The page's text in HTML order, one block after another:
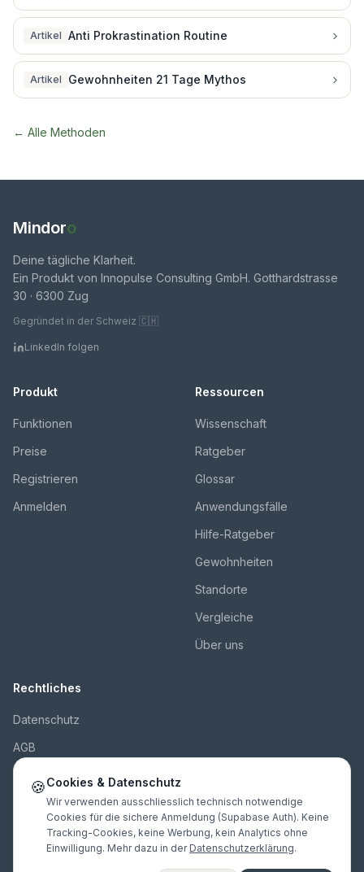
Artikel Anti Prokrastination Routine
Artikel Gewohnheiten 21 Tage Mythos
← Alle Methoden
Mindoro
Deine tägliche Klarheit.
Ein Produkt von Innopulse Consulting GmbH. Gotthardstrasse
30 · 6300 Zug
Gegründet in der Schweiz 🇨🇭
LinkedIn folgen
Produkt
Funktionen
Preise
Registrieren
Anmelden
Ressourcen
Wissenschaft
Ratgeber
Glossar
Anwendungsfälle
Hilfe-Ratgeber
Gewohnheiten
Standorte
Vergleiche
Über uns
Rechtliches
Datenschutz
AGB
Impressum
Kontakt
🍪Cookies & Datenschutz
Wir verwenden ausschliesslich technisch notwendige
Cookies für die sichere Anmeldung (Supabase Auth). Keine
Tracking-Cookies, keine Werbung, kein Analytics ohne
Einwilligung. Mehr dazu in der Datenschutzerklärung.